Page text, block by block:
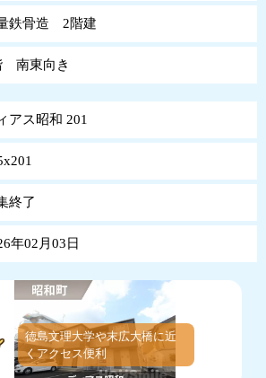
鉄骨造 2階建
南東向き
アス昭和 201
終了
年02月03日
徳島文理大学や末広大橋に近
くアクセス便利